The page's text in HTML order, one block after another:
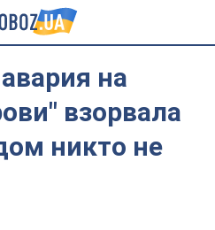
на
взорвала
никто не